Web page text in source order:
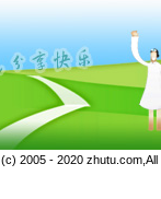
(c) 2005 - 2020